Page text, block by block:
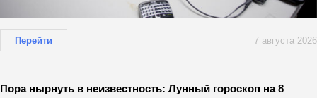
Перейти 7 августа 2026
Пора нырнуть в неизвестность: Лунный гороскоп на 8